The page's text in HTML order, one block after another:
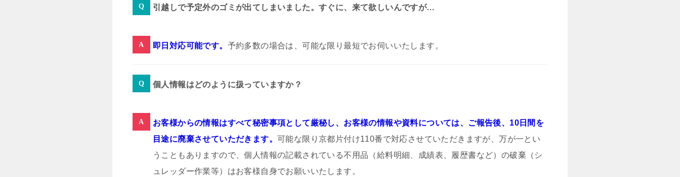
引越しで予定外のゴミが出てしまいました。すぐに、来て欲しいんですが…
即日対応可能です。 予約多数の場合は、可能な限り最短でお伺いいたします。
個人情報はどのように扱っていますか？
お客様からの情報はすべて秘密事項として厳秘し、お客様の情報や資料については、ご報告後、10日間を
目途に廃棄させていただきます。
可能な限り京都片付け110番で対応させていただきますが、万が一とい
うこともありますので、個人情報の記載されている不用品（給料明細、成績表、履歴書など）の破棄（シ
ュレッダー作業等）はお客様自身でお願いいたします。